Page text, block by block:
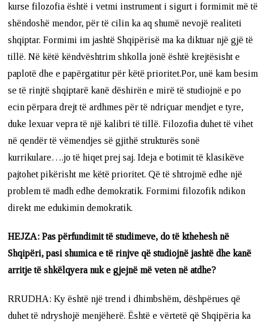
kurse filozofia është i vetmi instrument i sigurt i formimit më të
shëndoshë mendor, për të cilin ka aq shumë nevojë realiteti
shqiptar. Formimi im jashtë Shqipërisë ma ka diktuar një gjë të
tillë. Në këtë këndvështrim shkolla jonë është krejtësisht e
paplotë dhe e papërgatitur për këtë prioritet.Por, unë kam besim
se të rinjtë shqiptarë kanë dëshirën e mirë të studiojnë e po
ecin përpara drejt të ardhmes për të ndriçuar mendjet e tyre,
duke lexuar vepra të një kalibri të tillë. Filozofia duhet të vihet
në qendër të vëmendjes së gjithë strukturës sonë
kurrikulare….jo të hiqet prej saj. Ideja e botimit të klasikëve
pajtohet pikërisht me këtë prioritet. Që të shtrojmë edhe një
problem të madh edhe demokratik. Formimi filozofik ndikon
direkt me edukimin demokratik.
HEJZA: Pas përfundimit të studimeve, do të kthehesh në
Shqipëri, pasi shumica e të rinjve që studiojnë jashtë dhe kanë
arritje të shkëlqyera nuk e gjejnë më veten në atdhe?
RRUDHA: Ky është një trend i dhimbshëm, dëshpërues që
duhet të ndryshojë menjëherë. Është e vërtetë që Shqipëria ka